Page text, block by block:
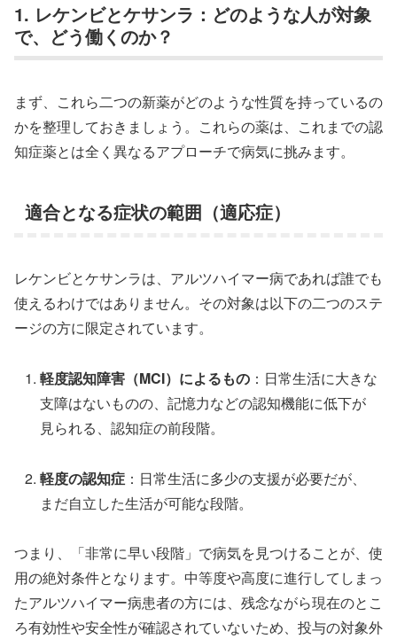
1. レケンビとケサンラ：どのような人が対象
で、どう働くのか？
まず、これら二つの新薬がどのような性質を持っているの
かを整理しておきましょう。これらの薬は、これまでの認
知症薬とは全く異なるアプローチで病気に挑みます。
適合となる症状の範囲（適応症）
レケンビとケサンラは、アルツハイマー病であれば誰でも
使えるわけではありません。その対象は以下の二つのステ
ージの方に限定されています。
軽度認知障害（MCI）によるもの ：日常生活に大きな
支障はないものの、記憶力などの認知機能に低下が
見られる、認知症の前段階。
軽度の認知症 ：日常生活に多少の支援が必要だが、
まだ自立した生活が可能な段階。
つまり、「非常に早い段階」で病気を見つけることが、使
用の絶対条件となります。中等度や高度に進行してしまっ
たアルツハイマー病患者の方には、残念ながら現在のとこ
ろ有効性や安全性が確認されていないため、投与の対象外